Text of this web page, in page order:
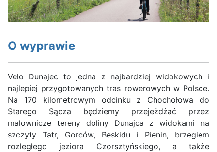
O wyprawie
Velo Dunajec to jedna z najbardziej widokowych i
najlepiej przygotowanych tras rowerowych w Polsce.
Na 170 kilometrowym odcinku z Chochołowa do
Starego Sącza będziemy przejeżdżać przez
malownicze tereny doliny Dunajca z widokami na
szczyty Tatr, Gorców, Beskidu i Pienin, brzegiem
rozległego jeziora Czorsztyńskiego, a także